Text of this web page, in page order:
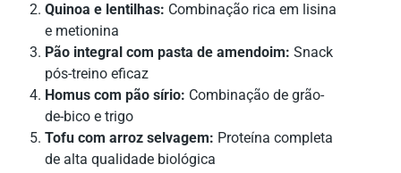
Quinoa e lentilhas: Combinação rica em lisina
e metionina
Pão integral com pasta de amendoim: Snack
pós-treino eficaz
Homus com pão sírio: Combinação de grão-
de-bico e trigo
Tofu com arroz selvagem: Proteína completa
de alta qualidade biológica